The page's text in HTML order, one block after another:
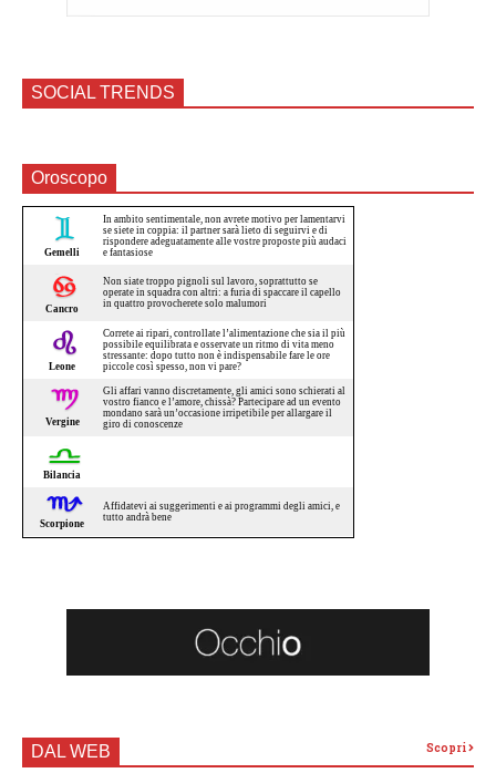
SOCIAL TRENDS
Oroscopo
DAL WEB Scopri